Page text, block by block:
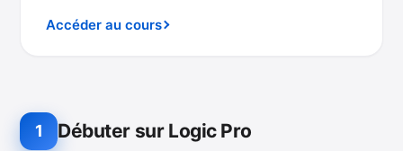
Accéder au cours
1 Débuter sur Logic Pro